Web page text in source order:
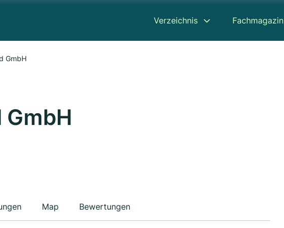
Verzeichnis Fachmagazin
GmbH
Map Bewertungen